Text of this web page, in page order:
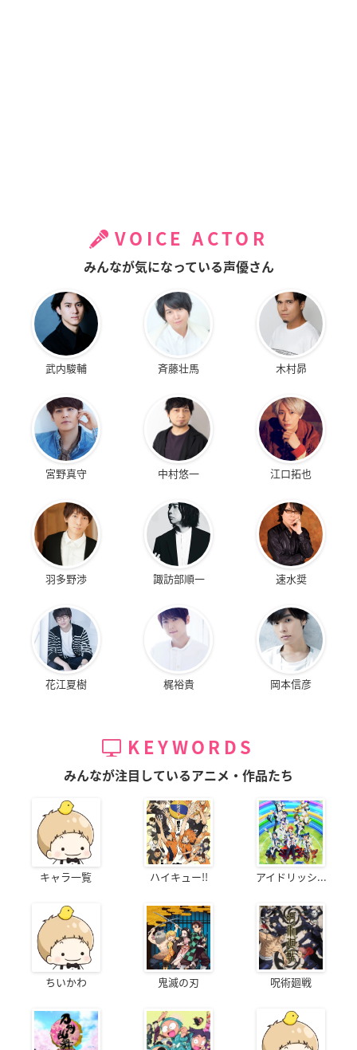
VOICE ACTOR
みんなが気になっている声優さん
武内駿輔 斉藤壮馬 木村昴
宮野真守 中村悠一 江口拓也
羽多野渉 諏訪部順一 速水奨
花江夏樹 梶裕貴 岡本信彦
KEYWORDS
みんなが注目しているアニメ・作品たち
キャラ一覧 ハイキュー!! アイドリッシ...
ちいかわ 鬼滅の刃 呪術廻戦